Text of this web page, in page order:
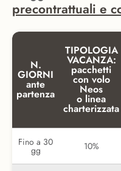
precontrattuali e
N.
GIORNI
ante
partenza
TIPOLOGIA
VACANZA:
pacchetti
con volo
Neos
o linea
charterizzata
Fino a 30
gg 10%